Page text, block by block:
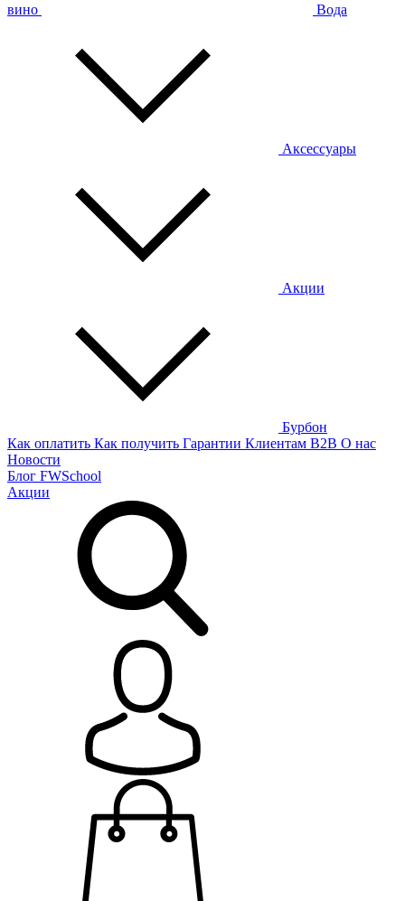
вино Вода
Аксессуары
Акции
Бурбон
Как оплатить Как получить Гарантии Клиентам B2B О нас
Новости
Блог FWSchool
Акции